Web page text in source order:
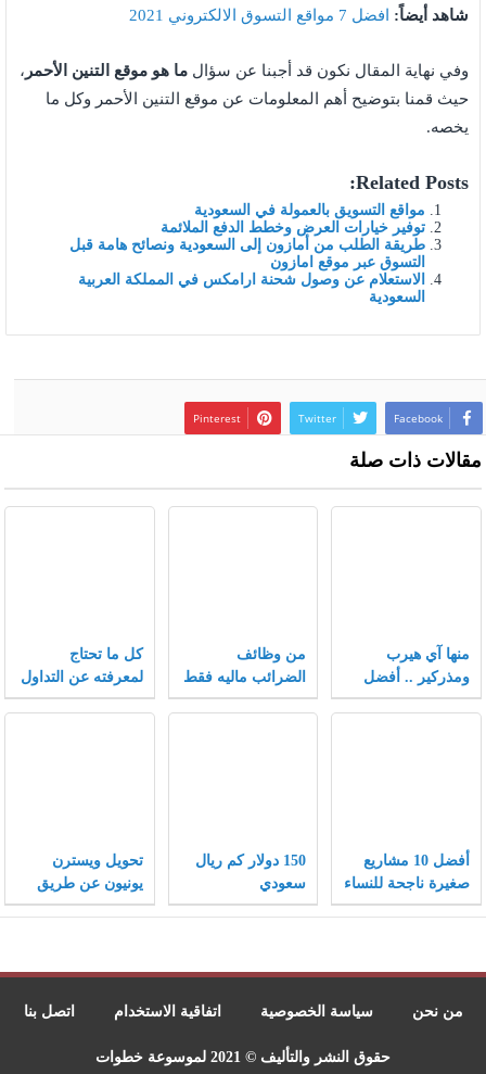
شاهد أيضاً: افضل 7 مواقع التسوق الالكتروني 2021
وفي نهاية المقال نكون قد أجبنا عن سؤال ما هو موقع التنين الأحمر ،
حيث قمنا بتوضيح أهم المعلومات عن موقع التنين الأحمر وكل ما
يخصه.
Related Posts:
مواقع التسويق بالعمولة في السعودية
توفير خيارات العرض وخطط الدفع الملائمة
طريقة الطلب من أمازون إلى السعودية ونصائح هامة قبل
التسوق عبر موقع امازون
الاستعلام عن وصول شحنة ارامكس في المملكة العربية
السعودية
Facebook
Twitter
Pinterest
مقالات ذات صلة
منها آي هيرب
ومذركير .. أفضل
كوبونات خصم تلقى
من وظائف
الضرائب ماليه فقط
كل ما تحتاج
لمعرفته عن التداول
في سوق الفوركس
أفضل 10 مشاريع
صغيرة ناجحة للنساء
ونصائح هامة لنجاح
150 دولار كم ريال
سعودي
تحويل ويسترن
يونيون عن طريق
الفيزا
من نحن سياسة الخصوصية اتفاقية الاستخدام اتصل بنا
حقوق النشر والتأليف © 2021 لموسوعة خطوات